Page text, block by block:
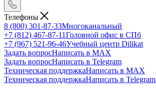
Телефоны
8 (800) 301-87-33Многоканальный
+7 (812) 467-87-11Головной офис в СПб
+7 (967) 521-96-46Учебный центр Dilikat
Задать вопросНаписать в MAX
Задать вопросНаписать в Telegram
Техническая поддержкаНаписать в MAX
Техническая поддержкаНаписать в Telegram